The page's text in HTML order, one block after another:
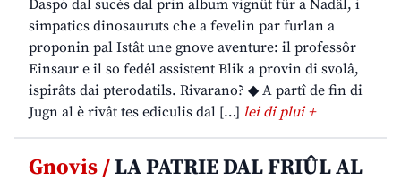
Daspò dal sucès dal prin album vignût fûr a Nadâl, i
simpatics dinosauruts che a fevelin par furlan a
proponin pal Istât une gnove aventure: il professôr
Einsaur e il so fedêl assistent Blik a provin di svolâ,
ispirâts dai pterodatils. Rivarano? ◆ A partî de fin di
Jugn al è rivât tes ediculis dal […] lei di plui +
Gnovis /LA PATRIE DAL FRIÛL AL